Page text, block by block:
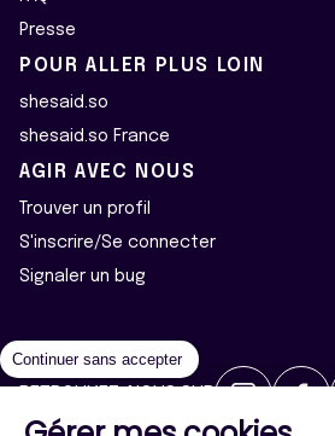
Presse
POUR ALLER PLUS LOIN
shesaid.so
shesaid.so France
AGIR AVEC NOUS
Trouver un profil
S'inscrire/Se connecter
Signaler un bug
Continuer sans accepter